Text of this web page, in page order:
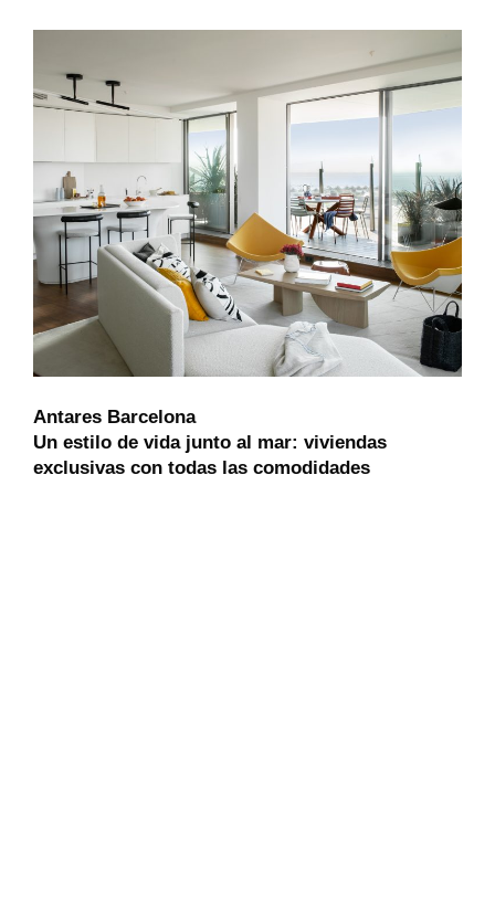
Antares Barcelona
Un estilo de vida junto al mar: viviendas
exclusivas con todas las comodidades